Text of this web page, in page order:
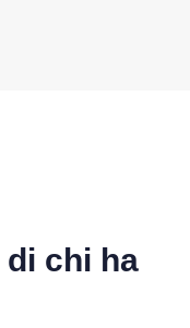
di chi ha